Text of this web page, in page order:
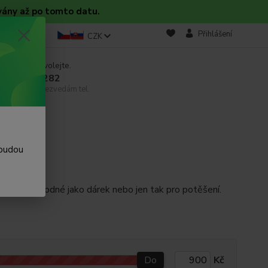
až po tomto datu.
Blog CZK Přihlášení
si rady? Zavolejte.
608 754 282
pokud nezvedám tel.
, vhodné jako dárek nebo jen tak pro potěšení.
Do Kč